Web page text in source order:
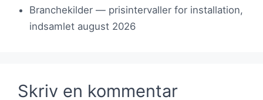
Branchekilder — prisintervaller for installation,
indsamlet august 2026
Skriv en kommentar